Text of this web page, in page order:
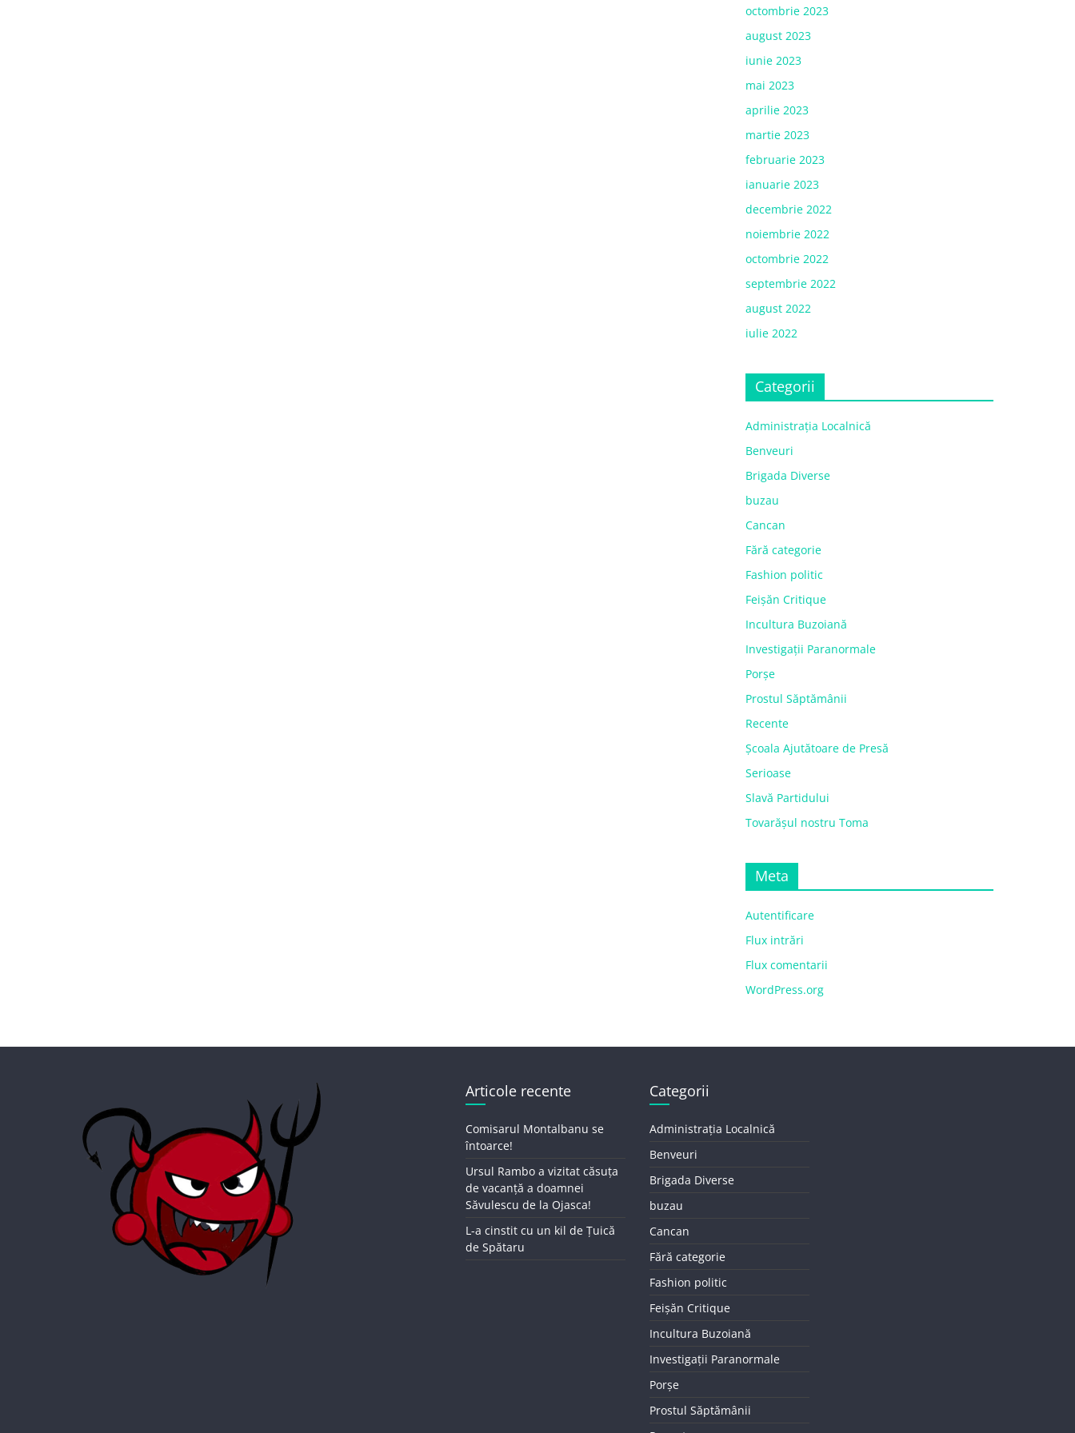
octombrie 2023
august 2023
iunie 2023
mai 2023
aprilie 2023
martie 2023
februarie 2023
ianuarie 2023
decembrie 2022
noiembrie 2022
octombrie 2022
septembrie 2022
august 2022
iulie 2022
Categorii
Administrația Localnică
Benveuri
Brigada Diverse
buzau
Cancan
Fără categorie
Fashion politic
Feișăn Critique
Incultura Buzoiană
Investigații Paranormale
Porșe
Prostul Săptămânii
Recente
Școala Ajutătoare de Presă
Serioase
Slavă Partidului
Tovarășul nostru Toma
Meta
Autentificare
Flux intrări
Flux comentarii
WordPress.org
Articole recente
Comisarul Montalbanu se
întoarce!
Ursul Rambo a vizitat căsuța
de vacanță a doamnei
Săvulescu de la Ojasca!
L-a cinstit cu un kil de Țuică
de Spătaru
Categorii
Administrația Localnică
Benveuri
Brigada Diverse
buzau
Cancan
Fără categorie
Fashion politic
Feișăn Critique
Incultura Buzoiană
Investigații Paranormale
Porșe
Prostul Săptămânii